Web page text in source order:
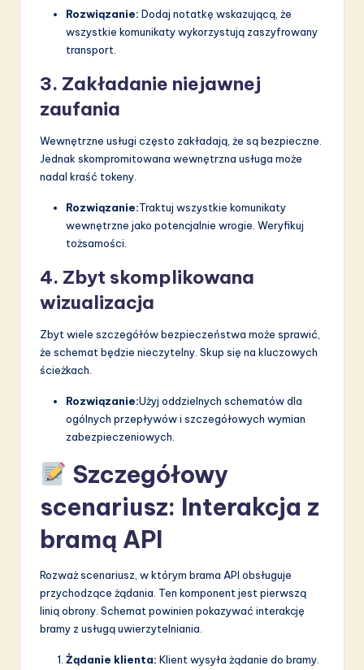
Rozwiązanie: Dodaj notatkę wskazującą, że
wszystkie komunikaty wykorzystują zaszyfrowany
transport.
3. Zakładanie niejawnej
zaufania
Wewnętrzne usługi często zakładają, że są bezpieczne.
Jednak skompromitowana wewnętrzna usługa może
nadal kraść tokeny.
Rozwiązanie:Traktuj wszystkie komunikaty
wewnętrzne jako potencjalnie wrogie. Weryfikuj
tożsamości.
4. Zbyt skomplikowana
wizualizacja
Zbyt wiele szczegółów bezpieczeństwa może sprawić,
że schemat będzie nieczytelny. Skup się na kluczowych
ścieżkach.
Rozwiązanie:Użyj oddzielnych schematów dla
ogólnych przepływów i szczegółowych wymian
zabezpieczeniowych.
Szczegółowy
scenariusz: Interakcja z
bramą API
Rozważ scenariusz, w którym brama API obsługuje
przychodzące żądania. Ten komponent jest pierwszą
linią obrony. Schemat powinien pokazywać interakcję
bramy z usługą uwierzytelniania.
Żądanie klienta: Klient wysyła żądanie do bramy.